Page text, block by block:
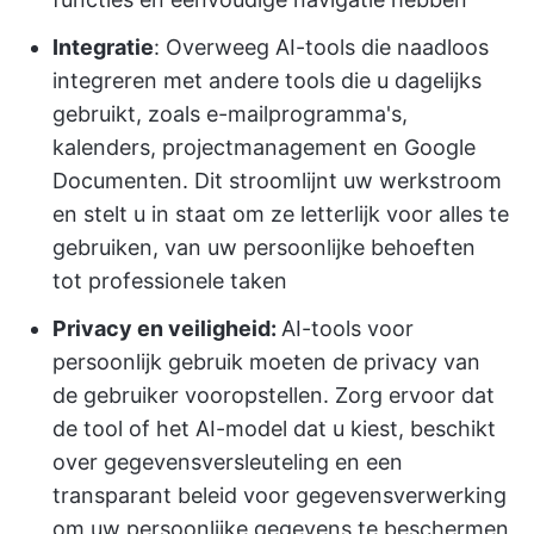
Integratie: Overweeg AI-tools die naadloos
integreren met andere tools die u dagelijks
gebruikt, zoals e-mailprogramma's,
kalenders, projectmanagement en Google
Documenten. Dit stroomlijnt uw werkstroom
en stelt u in staat om ze letterlijk voor alles te
gebruiken, van uw persoonlijke behoeften
tot professionele taken
Privacy en veiligheid: AI-tools voor
persoonlijk gebruik moeten de privacy van
de gebruiker vooropstellen. Zorg ervoor dat
de tool of het AI-model dat u kiest, beschikt
over gegevensversleuteling en een
transparant beleid voor gegevensverwerking
om uw persoonlijke gegevens te beschermen